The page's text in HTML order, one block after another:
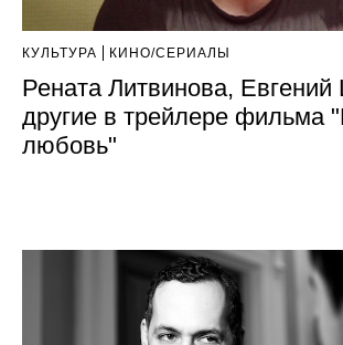
КУЛЬТУРА КИНО/СЕРИАЛЫ
Рената Литвинова, Евгений
другие в трейлере фильма
любовь"